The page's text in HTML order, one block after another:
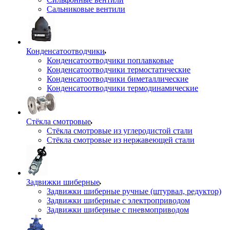
Сальниковые вентили
Конденсатоотводчики
Конденсатоотводчики поплавковые
Конденсатоотводчики термостатические
Конденсатоотводчики биметаллические
Конденсатоотводчики термодинамические
Стёкла смотровые
Стёкла смотровые из углеродистой стали
Стёкла смотровые из нержавеющей стали
Задвижки шиберные
Задвижки шиберные ручные (штурвал, редуктор)
Задвижки шиберные с электроприводом
Задвижки шиберные с пневмоприводом